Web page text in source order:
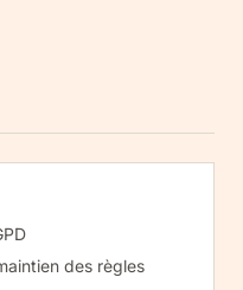
des règles